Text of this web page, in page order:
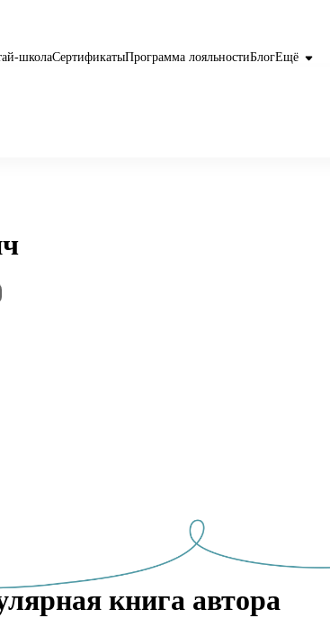
школаСертификатыПрограмма лояльностиБлогЕщё
книга автора